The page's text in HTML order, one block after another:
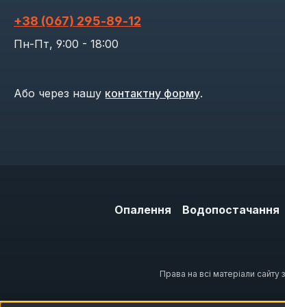
+38 (067) 295‑89‑12
Пн-Пт, 9:00 - 18:00
Або через нашу контактну форму.
Опалення Водопостачання
Права на всі матеріали